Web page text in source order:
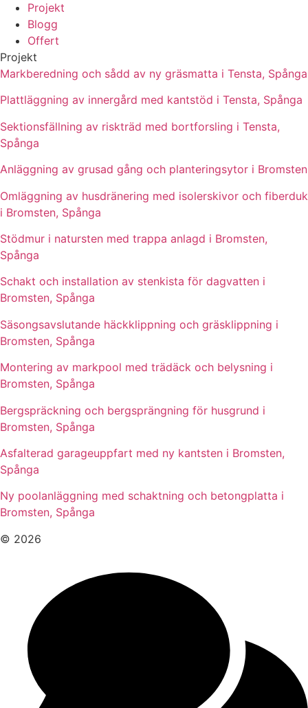
Projekt
Blogg
Offert
Projekt
Markberedning och sådd av ny gräsmatta i Tensta, Spånga
Plattläggning av innergård med kantstöd i Tensta, Spånga
Sektionsfällning av riskträd med bortforsling i Tensta,
Spånga
Anläggning av grusad gång och planteringsytor i Bromsten
Omläggning av husdränering med isolerskivor och fiberduk
i Bromsten, Spånga
Stödmur i natursten med trappa anlagd i Bromsten,
Spånga
Schakt och installation av stenkista för dagvatten i
Bromsten, Spånga
Säsongsavslutande häckklippning och gräsklippning i
Bromsten, Spånga
Montering av markpool med trädäck och belysning i
Bromsten, Spånga
Bergspräckning och bergsprängning för husgrund i
Bromsten, Spånga
Asfalterad garageuppfart med ny kantsten i Bromsten,
Spånga
Ny poolanläggning med schaktning och betongplatta i
Bromsten, Spånga
© 2026